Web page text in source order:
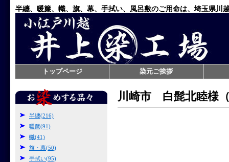
半纏、暖簾、幟、旗、幕、手拭い、風呂敷のご用命は、埼玉県
トップページ 染元ご挨拶
川崎市 白髭北睦様
半纏(216)
暖簾(91)
幟(41)
旗・幕(50)
手拭い(95)